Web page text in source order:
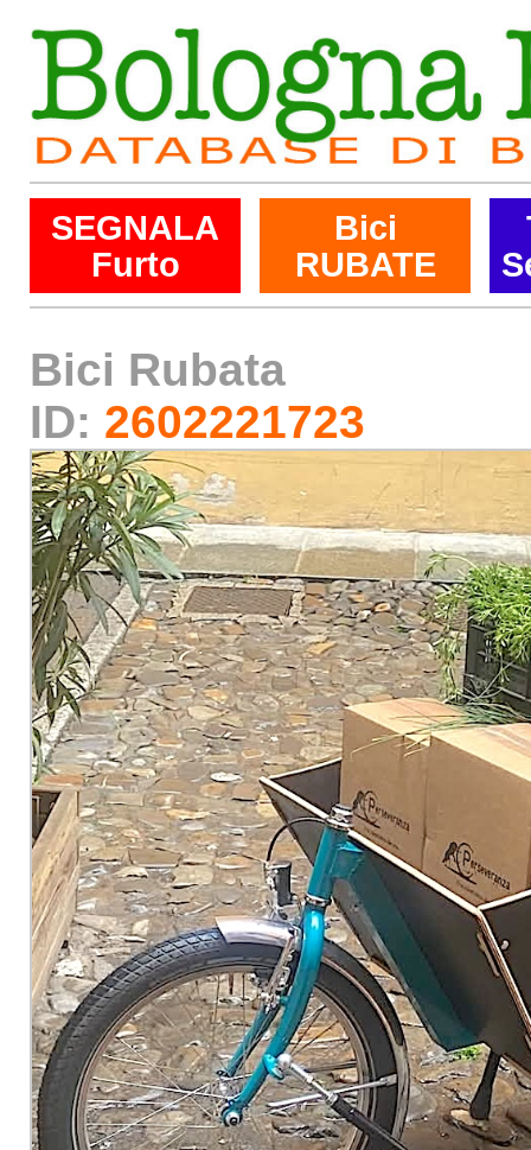
SEGNALA
Furto
Bici
RUBATE
Bici Rubata
ID: 2602221723